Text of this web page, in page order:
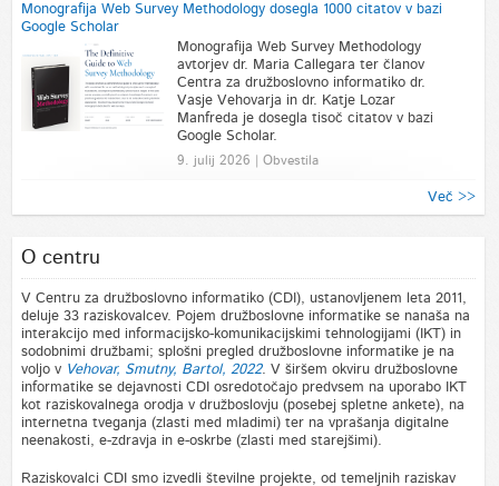
Monografija Web Survey Methodology dosegla 1000 citatov v bazi
Google Scholar
Monografija Web Survey Methodology
avtorjev dr. Maria Callegara ter članov
Centra za družboslovno informatiko dr.
Vasje Vehovarja in dr. Katje Lozar
Manfreda je dosegla tisoč citatov v bazi
Google Scholar.
9. julij 2026 | Obvestila
Več >>
O centru
V Centru za družboslovno informatiko (CDI), ustanovljenem leta 2011,
deluje 33 raziskovalcev. Pojem družboslovne informatike se nanaša na
interakcijo med informacijsko-komunikacijskimi tehnologijami (IKT) in
sodobnimi družbami; splošni pregled družboslovne informatike je na
voljo v Vehovar, Smutny, Bartol, 2022. V širšem okviru družboslovne
informatike se dejavnosti CDI osredotočajo predvsem na uporabo IKT
kot raziskovalnega orodja v družboslovju (posebej spletne ankete), na
internetna tveganja (zlasti med mladimi) ter na vprašanja digitalne
neenakosti, e-zdravja in e-oskrbe (zlasti med starejšimi).
Raziskovalci CDI smo izvedli številne projekte, od temeljnih raziskav